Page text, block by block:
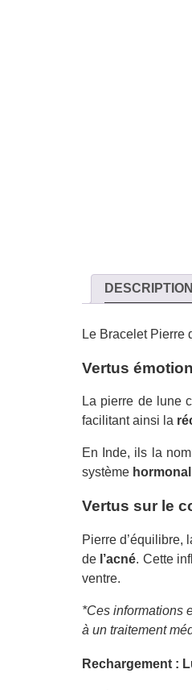
DESCRIPTION
Le Bracelet Pierre
Vertus
La pierre de lune
facilitant ainsi la
En Inde, ils la
système
Vertus sur le
Pierre d’équilibre,
de l’acné. Cette
ventre.
*Ces informations
à un traitement
Rechargement :